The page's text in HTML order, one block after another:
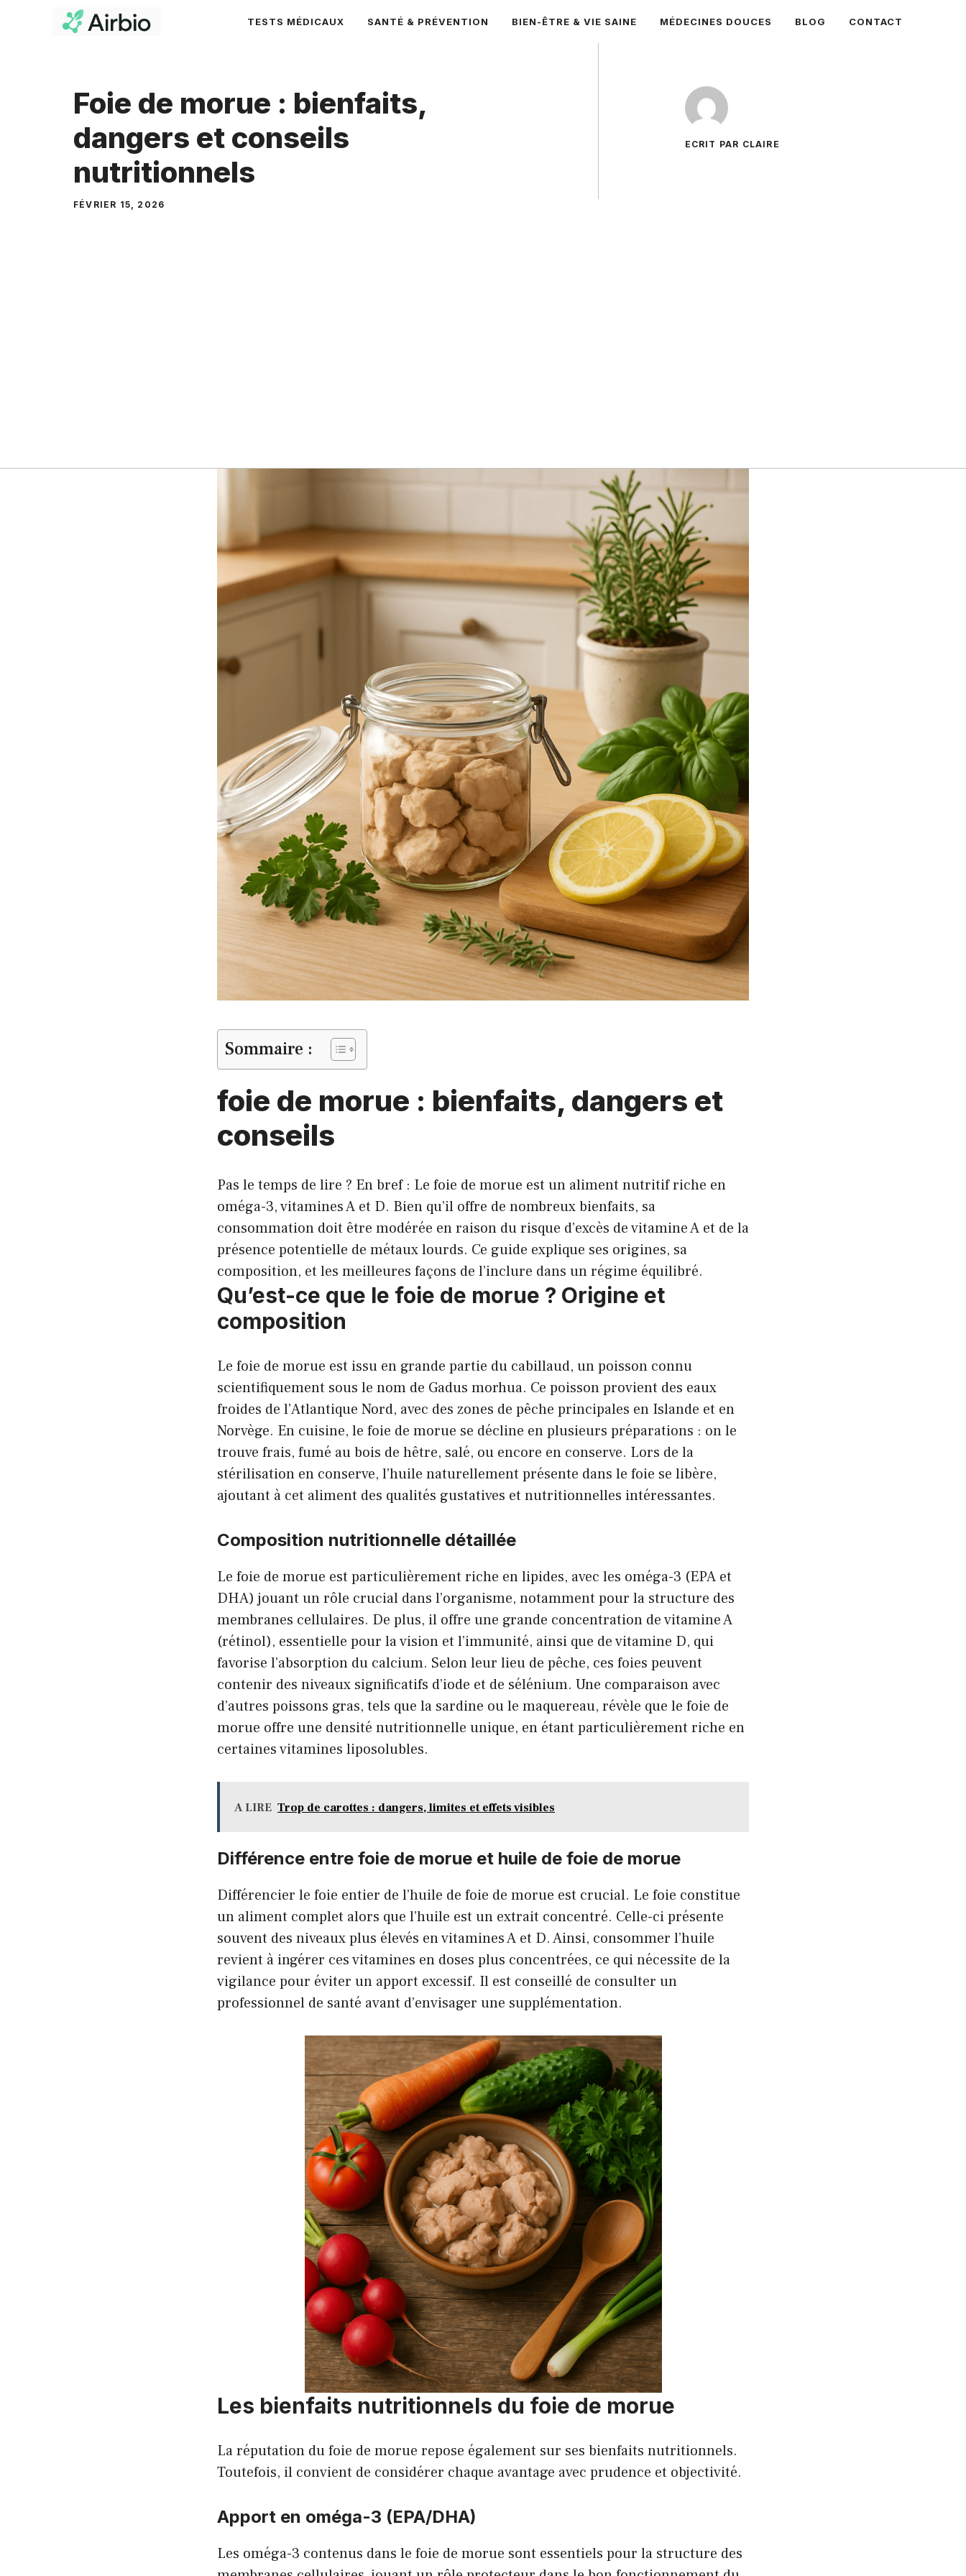
TESTS MÉDICAUX SANTÉ & PRÉVENTION BIEN-ÊTRE & VIE SAINE MÉDECINES DOUCES BLOG CONTACT
Foie de morue : bienfaits,
dangers et conseils
nutritionnels
FÉVRIER 15, 2026
ECRIT PAR CLAIRE
Sommaire :
foie de morue : bienfaits, dangers et
conseils
Pas le temps de lire ? En bref : Le foie de morue est un aliment nutritif riche en
oméga-3, vitamines A et D. Bien qu’il offre de nombreux bienfaits, sa
consommation doit être modérée en raison du risque d’excès de vitamine A et de la
présence potentielle de métaux lourds. Ce guide explique ses origines, sa
composition, et les meilleures façons de l’inclure dans un régime équilibré.
Qu’est-ce que le foie de morue ? Origine et
composition
Le foie de morue est issu en grande partie du cabillaud, un poisson connu
scientifiquement sous le nom de Gadus morhua. Ce poisson provient des eaux
froides de l’Atlantique Nord, avec des zones de pêche principales en Islande et en
Norvège. En cuisine, le foie de morue se décline en plusieurs préparations : on le
trouve frais, fumé au bois de hêtre, salé, ou encore en conserve. Lors de la
stérilisation en conserve, l’huile naturellement présente dans le foie se libère,
ajoutant à cet aliment des qualités gustatives et nutritionnelles intéressantes.
Composition nutritionnelle détaillée
Le foie de morue est particulièrement riche en lipides, avec les oméga-3 (EPA et
DHA) jouant un rôle crucial dans l’organisme, notamment pour la structure des
membranes cellulaires. De plus, il offre une grande concentration de vitamine A
(rétinol), essentielle pour la vision et l’immunité, ainsi que de vitamine D, qui
favorise l’absorption du calcium. Selon leur lieu de pêche, ces foies peuvent
contenir des niveaux significatifs d’iode et de sélénium. Une comparaison avec
d’autres poissons gras, tels que la sardine ou le maquereau, révèle que le foie de
morue offre une densité nutritionnelle unique, en étant particulièrement riche en
certaines vitamines liposolubles.
A LIRE Trop de carottes : dangers, limites et effets visibles
Différence entre foie de morue et huile de foie de morue
Différencier le foie entier de l’huile de foie de morue est crucial. Le foie constitue
un aliment complet alors que l’huile est un extrait concentré. Celle-ci présente
souvent des niveaux plus élevés en vitamines A et D. Ainsi, consommer l’huile
revient à ingérer ces vitamines en doses plus concentrées, ce qui nécessite de la
vigilance pour éviter un apport excessif. Il est conseillé de consulter un
professionnel de santé avant d’envisager une supplémentation.
Les bienfaits nutritionnels du foie de morue
La réputation du foie de morue repose également sur ses bienfaits nutritionnels.
Toutefois, il convient de considérer chaque avantage avec prudence et objectivité.
Apport en oméga-3 (EPA/DHA)
Les oméga-3 contenus dans le foie de morue sont essentiels pour la structure des